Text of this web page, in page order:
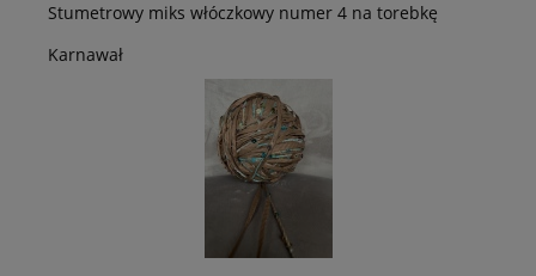
Stumetrowy miks włóczkowy numer 4 na torebkę
Karnawał